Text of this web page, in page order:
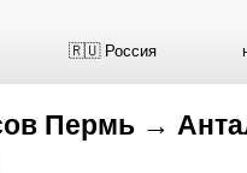
🇷🇺 Россия
Пермь →